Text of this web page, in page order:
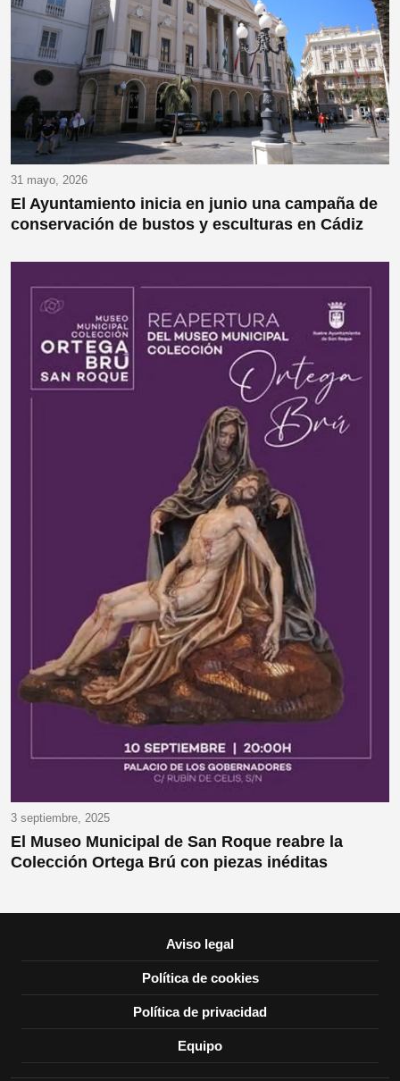
31 mayo, 2026
El Ayuntamiento inicia en junio una campaña de
conservación de bustos y esculturas en Cádiz
3 septiembre, 2025
El Museo Municipal de San Roque reabre la
Colección Ortega Brú con piezas inéditas
Aviso legal
Política de cookies
Política de privacidad
Equipo